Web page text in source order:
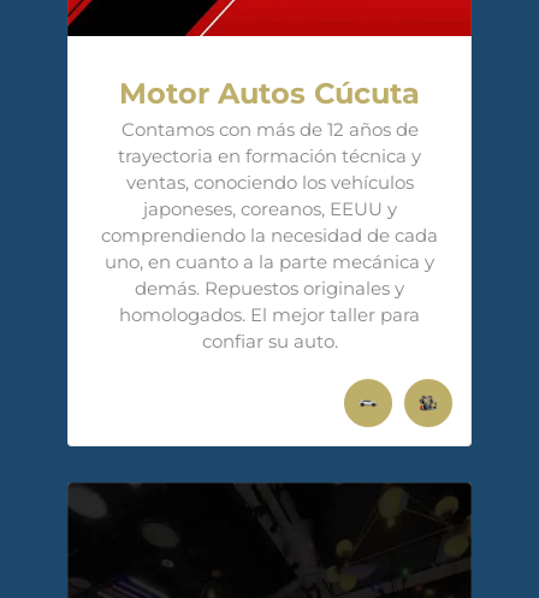
Motor Autos Cúcuta
Contamos con más de 12 años de
trayectoria en formación técnica y
ventas, conociendo los vehículos
japoneses, coreanos, EEUU y
comprendiendo la necesidad de cada
uno, en cuanto a la parte mecánica y
demás. Repuestos originales y
homologados. El mejor taller para
confiar su auto.